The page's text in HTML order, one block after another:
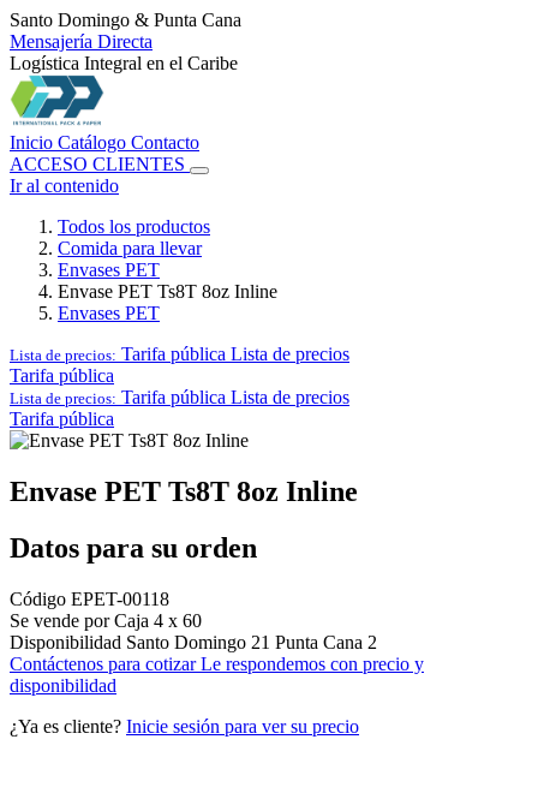
Santo Domingo & Punta Cana
Mensajería Directa
Logística Integral en el Caribe
Inicio Catálogo Contacto
ACCESO CLIENTES
Ir al contenido
Todos los productos
Comida para llevar
Envases PET
Envase PET Ts8T 8oz Inline
Envases PET
Lista de precios: Tarifa pública Lista de precios
Tarifa pública
Lista de precios: Tarifa pública Lista de precios
Tarifa pública
Envase PET Ts8T 8oz Inline
Datos para su orden
Código EPET-00118
Se vende por Caja 4 x 60
Disponibilidad Santo Domingo 21 Punta Cana 2
Contáctenos para cotizar Le respondemos con precio y
disponibilidad
¿Ya es cliente? Inicie sesión para ver su precio